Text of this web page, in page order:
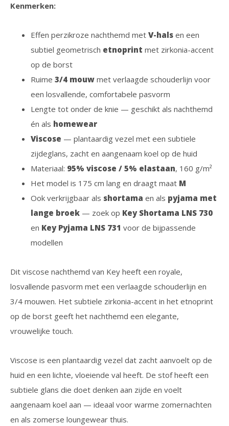
Kenmerken:
Effen perzikroze nachthemd met V-hals en een
subtiel geometrisch etnoprint met zirkonia-accent
op de borst
Ruime 3/4 mouw met verlaagde schouderlijn voor
een losvallende, comfortabele pasvorm
Lengte tot onder de knie — geschikt als nachthemd
én als homewear
Viscose — plantaardig vezel met een subtiele
zijdeglans, zacht en aangenaam koel op de huid
Materiaal: 95% viscose / 5% elastaan, 160 g/m²
Het model is 175 cm lang en draagt maat M
Ook verkrijgbaar als shortama en als pyjama met
lange broek — zoek op Key Shortama LNS 730
en Key Pyjama LNS 731 voor de bijpassende
modellen
Dit viscose nachthemd van Key heeft een royale,
losvallende pasvorm met een verlaagde schouderlijn en
3/4 mouwen. Het subtiele zirkonia-accent in het etnoprint
op de borst geeft het nachthemd een elegante,
vrouwelijke touch.
Viscose is een plantaardig vezel dat zacht aanvoelt op de
huid en een lichte, vloeiende val heeft. De stof heeft een
subtiele glans die doet denken aan zijde en voelt
aangenaam koel aan — ideaal voor warme zomernachten
en als zomerse loungewear thuis.